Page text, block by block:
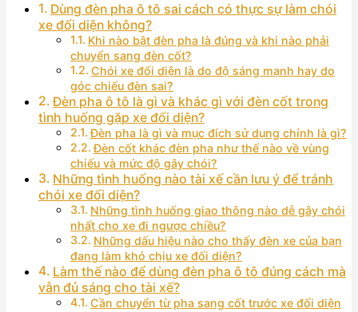
Dùng đèn pha ô tô sai cách có thực sự làm chói
xe đối diện không?
Khi nào bật đèn pha là đúng và khi nào phải
chuyển sang đèn cốt?
Chói xe đối diện là do độ sáng mạnh hay do
góc chiếu đèn sai?
Đèn pha ô tô là gì và khác gì với đèn cốt trong
tình huống gặp xe đối diện?
Đèn pha là gì và mục đích sử dụng chính là gì?
Đèn cốt khác đèn pha như thế nào về vùng
chiếu và mức độ gây chói?
Những tình huống nào tài xế cần lưu ý để tránh
chói xe đối diện?
Những tình huống giao thông nào dễ gây chói
nhất cho xe đi ngược chiều?
Những dấu hiệu nào cho thấy đèn xe của bạn
đang làm khó chịu xe đối diện?
Làm thế nào để dùng đèn pha ô tô đúng cách mà
vẫn đủ sáng cho tài xế?
Cần chuyển từ pha sang cốt trước xe đối diện